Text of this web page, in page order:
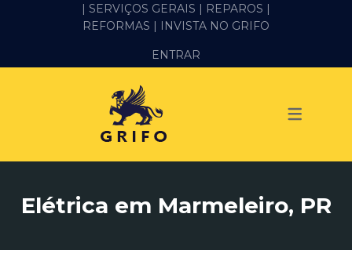
ALVENARIA E PEDREIRO
IMPERMEABILIZAÇÃO
| SERVIÇOS GERAIS | REPAROS |
REFORMAS | INVISTA NO GRIFO
ENTRAR
Elétrica em Marmeleiro, PR